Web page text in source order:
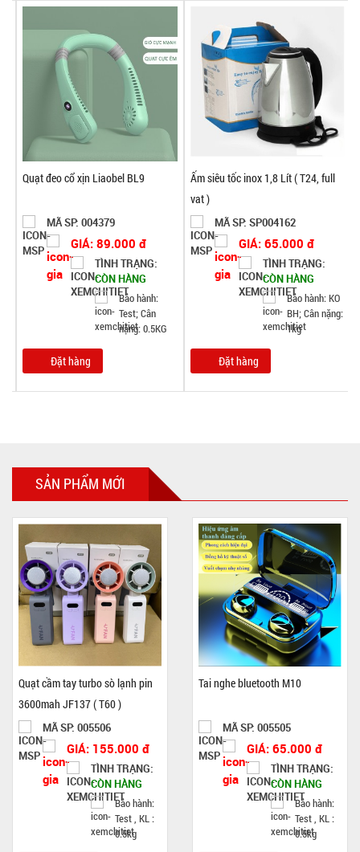
Quạt đeo cổ xịn Liaobel BL9
MÃ SP: 004379
GIÁ: 89.000 đ
TÌNH TRẠNG:
CÒN HÀNG
Bảo hành:
Test; Cân
nặng: 0.5KG
Đặt hàng
Ấm siêu tốc inox 1,8 Lít ( T24, full
vat )
MÃ SP: SP004162
GIÁ: 65.000 đ
TÌNH TRẠNG:
CÒN HÀNG
Bảo hành: KO
BH; Cân nặng:
1kg
Đặt hàng
SẢN PHẨM MỚI
Quạt cầm tay turbo sò lạnh pin
3600mah JF137 ( T60 )
MÃ SP: 005506
GIÁ: 155.000 đ
TÌNH TRẠNG:
CÒN HÀNG
Bảo hành:
Test , KL :
0.5kg
Tai nghe bluetooth M10
MÃ SP: 005505
GIÁ: 65.000 đ
TÌNH TRẠNG:
CÒN HÀNG
Bảo hành:
Test , KL :
0.5kg